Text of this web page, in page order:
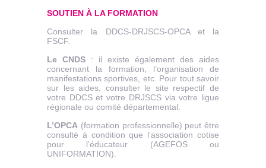
SOUTIEN À LA FORMATION
Consulter la DDCS-DRJSCS-OPCA et la
FSCF.
Le CNDS : il existe également des aides
concernant la formation, l’organisation de
manifestations sportives, etc. Pour tout savoir
sur les aides, consulter le site respectif de
votre DDCS et votre DRJSCS via votre ligue
régionale ou comité départemental.
L’OPCA (formation professionnelle) peut être
consulté à condition que l’association cotise
pour l’éducateur (AGEFOS ou
UNIFORMATION).